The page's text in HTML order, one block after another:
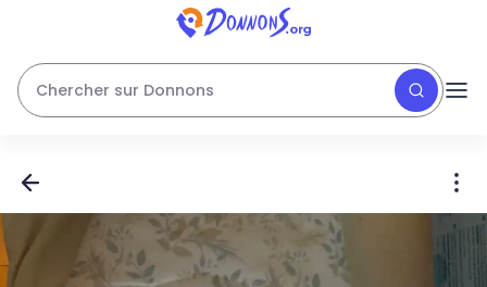
Chercher sur Donnons